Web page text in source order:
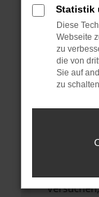
Stelle
sind.
führen,
Wende
hast,
Statistik
Diese
Webseite
zu
die von
Sie auf
zu